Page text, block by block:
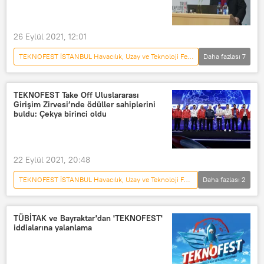
26 Eylül 2021, 12:01
TEKNOFEST İSTANBUL Havacılık, Uzay ve Teknoloji Festivali
KORONAVİRÜS
Aziz Sancar
açıklama
Aşı
TEKNOFEST
TÜBİTAK
Kovid-19
Daha fazlası 7
TEKNOFEST Take Off Uluslararası
Girişim Zirvesi’nde ödüller sahiplerini
buldu: Çekya birinci oldu
22 Eylül 2021, 20:48
TEKNOFEST İSTANBUL Havacılık, Uzay ve Teknoloji Festivali
TÜRKİYE
Ödül
Daha fazlası 2
TÜBİTAK ve Bayraktar'dan 'TEKNOFEST'
iddialarına yalanlama